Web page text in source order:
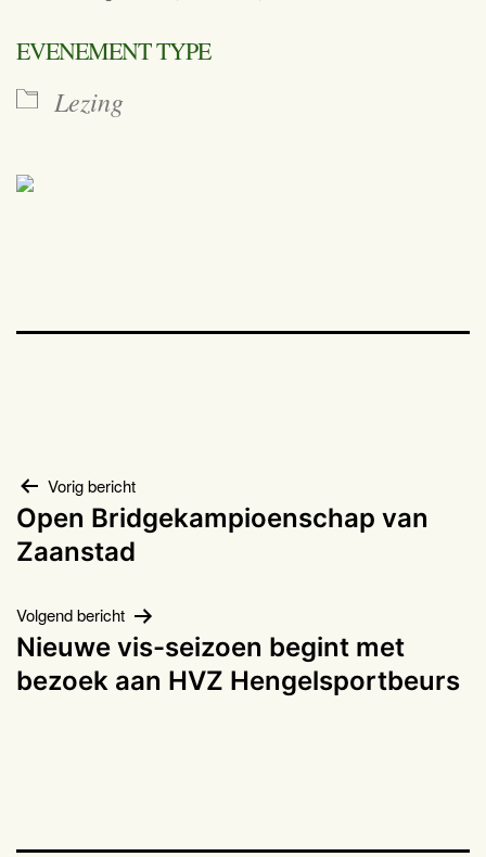
EVENEMENT TYPE
Lezing
Bericht
navigatie
Vorig bericht
Open Bridgekampioenschap van
Zaanstad
Volgend bericht
Nieuwe vis-seizoen begint met
bezoek aan HVZ Hengelsportbeurs